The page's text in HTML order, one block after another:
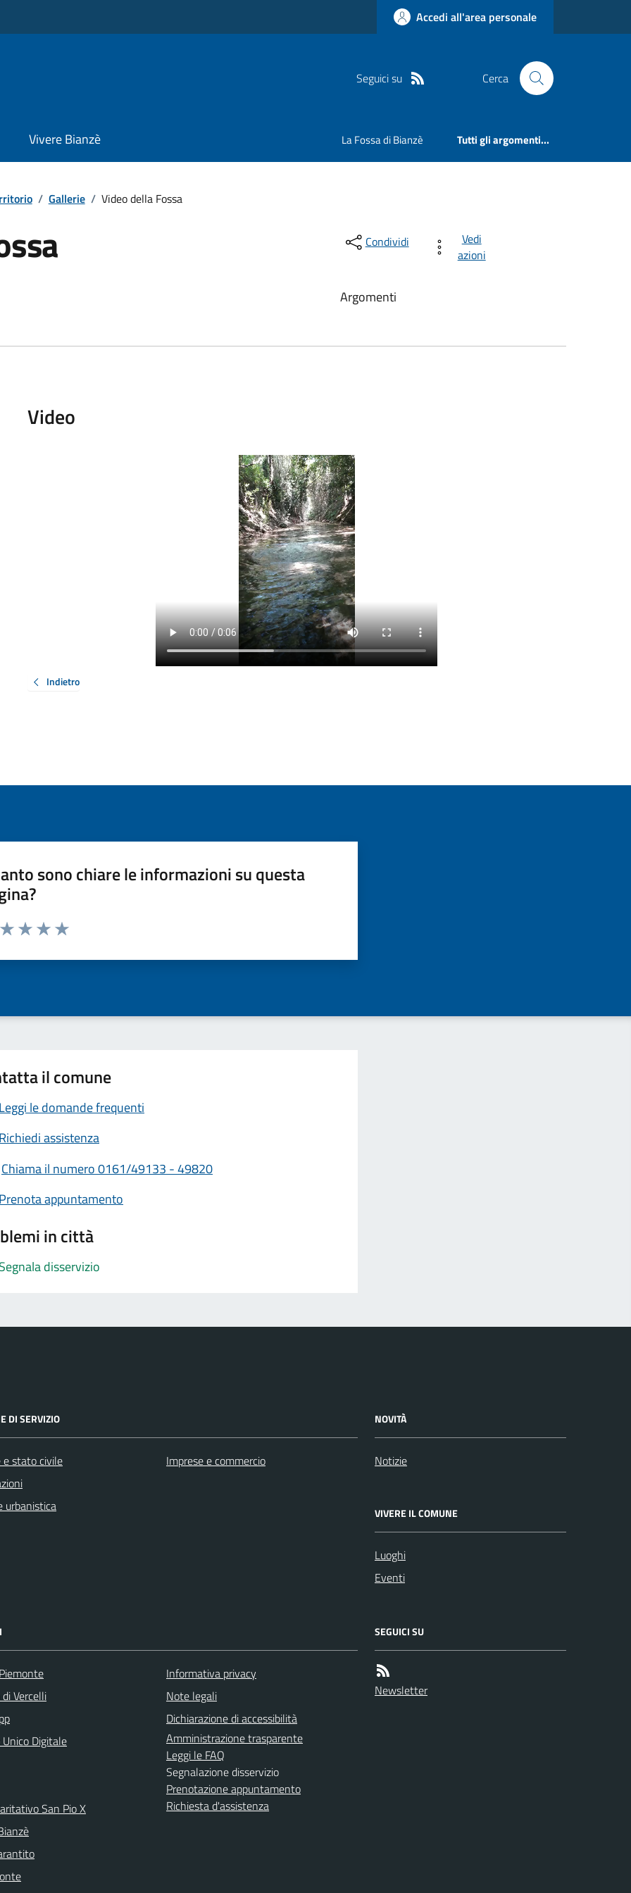
Accedi all'area personale
Seguici su Cerca
Vivere Bianzè La Fossa di Bianzè Tutti gli argomenti...
/ Gallerie / Video della Fossa
Condividi
Vedi
azioni
Argomenti
Video
Indietro
sono chiare le informazioni su questa
da 1 a 5 stelle la pagina
il comune
Leggi le domande frequenti
Richiedi assistenza
Chiama il numero 0161/49133 - 49820
Prenota appuntamento
in città
Segnala disservizio
DI SERVIZIO
e stato civile
urbanistica
Imprese e commercio
NOVITÀ
Notizie
VIVERE IL COMUNE
Luoghi
Eventi
Vercelli
Digitale
San Pio X
Informativa privacy
Note legali
Dichiarazione di accessibilità
Amministrazione trasparente
Leggi le FAQ
Segnalazione disservizio
Prenotazione appuntamento
Richiesta d'assistenza
SEGUICI SU
Newsletter